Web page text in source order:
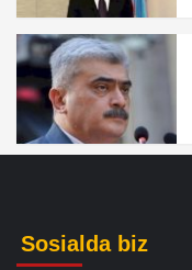
Sosialda biz